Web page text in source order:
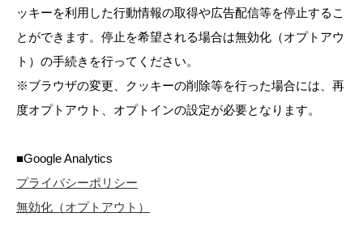
ッキーを利用した行動情報の取得や広告配信等を停止するこ
とができます。停止を希望される場合は無効化（オプトアウ
ト）の手続きを行ってください。
※ブラウザの変更、クッキーの削除等を行った場合には、再
度オプトアウト、オプトインの設定が必要となります。
■Google Analytics
プライバシーポリシー
無効化（オプトアウト）